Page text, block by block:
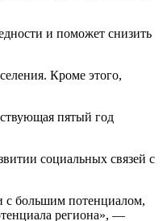
и поможет снизить
Кроме этого,
пятый год
социальных связей с
с большим потенциалом,
региона», —